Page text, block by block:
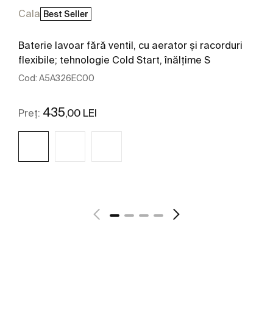
Cala Best Seller
Baterie lavoar fără ventil, cu aerator și racorduri
flexibile; tehnologie Cold Start, înălțime S
Cod: A5A326EC00
Preț: 435,00 LEI